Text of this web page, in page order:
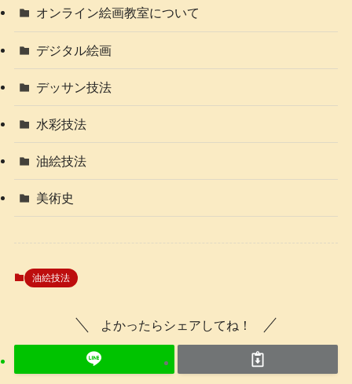
オンライン絵画教室について
デジタル絵画
デッサン技法
水彩技法
油絵技法
美術史
油絵技法
よかったらシェアしてね！